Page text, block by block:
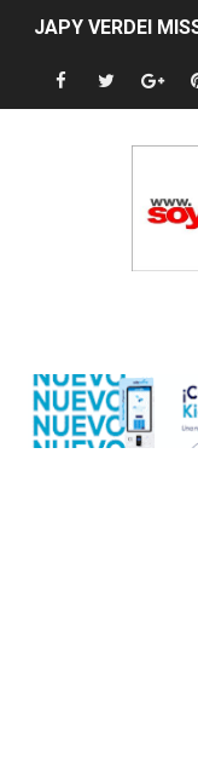
JAPY VERDEI
JAPY VERDEI
Dólar bajó 9 cts.
EDENORTE
Nuevo Código